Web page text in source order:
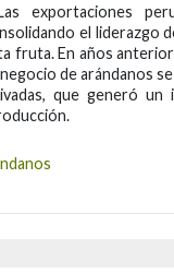
exportaciones
el liderazgo
fruta. En años
de arándanos
que generó